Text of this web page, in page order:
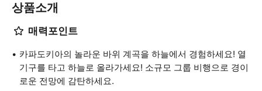
상품소개
매력포인트
카파도키아의 놀라운 바위 계곡을 하늘에서 경험하세요! 열
기구를 타고 하늘로 올라가세요! 소규모 그룹 비행으로 경이
로운 전망에 감탄하세요.